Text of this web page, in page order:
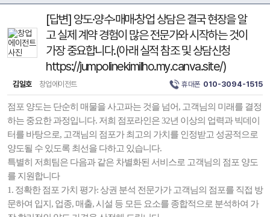
[답변] 양도·양수·매매·창업 상담은 결국 현장을 알
고 실제 계약 경험이 많은 전문가와 시작하는 것이
가장 중요합니다.(아래 실적 참조 및 상담신청
https://jumpolinekimilho.my.canva.site/)
김일호 창업에이전트 휴대폰 010-3094-1515
점포 양도는 단순히 매물을 사고파는 것을 넘어, 고객님의 미래를 결정
하는 중요한 과정입니다. 저희 점포라인은 32년 이상의 업력과 빅데이
터를 바탕으로, 고객님의 점포가 최고의 가치를 인정받고 성공적으로
양도될 수 있도록 최선을 다하고 있습니다.
특별히 저희팀은 다음과 같은 차별화된 서비스로 고객님의 점포 양도
를 지원합니다
1. 정확한 점포 가치 평가: 상권 분석 전문가가 고객님의 점포를 직접 방
문하여 입지, 업종, 매출, 시설 등 모든 요소를 종합적으로 분석하여 가